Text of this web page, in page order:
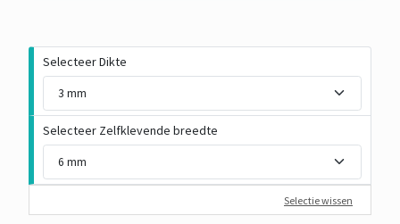
Selecteer Dikte
Selecteer Zelfklevende breedte
Selectie wissen